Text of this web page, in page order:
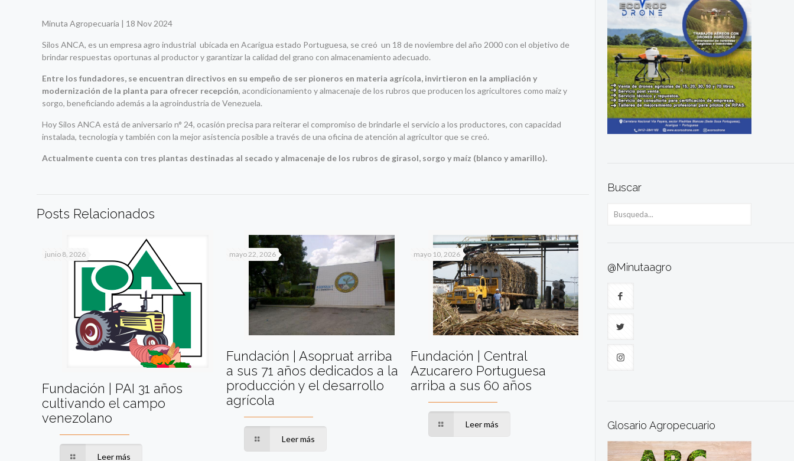
Minuta Agropecuaria | 18 Nov 2024
Silos ANCA, es un empresa agro industrial ubicada en Acarigua estado Portuguesa, se creó un 18 de noviembre del año 2000 con el objetivo de
brindar respuestas oportunas al productor y garantizar la calidad del grano con almacenamiento adecuado.
Entre los fundadores, se encuentran directivos en su empeño de ser pioneros en materia agrícola, invirtieron en la ampliación y
modernización de la planta para ofrecer recepción, acondicionamiento y almacenaje de los rubros que producen los agricultores como maíz y
sorgo, beneficiando además a la agroindustria de Venezuela.
Hoy Silos ANCA está de aniversario n° 24, ocasión precisa para reiterar el compromiso de brindarle el servicio a los productores, con capacidad
instalada, tecnología y también con la mejor asistencia posible a través de una oficina de atención al agricultor que se creó.
Actualmente cuenta con tres plantas destinadas al secado y almacenaje de los rubros de girasol, sorgo y maíz (blanco y amarillo).
Posts Relacionados
junio 8, 2026
Fundación | PAI 31 años
cultivando el campo
venezolano
Leer más
mayo 22, 2026
Fundación | Asopruat arriba
a sus 71 años dedicados a la
producción y el desarrollo
agrícola
Leer más
mayo 10, 2026
Fundación | Central
Azucarero Portuguesa
arriba a sus 60 años
Leer más
Buscar
@Minutaagro
Glosario Agropecuario